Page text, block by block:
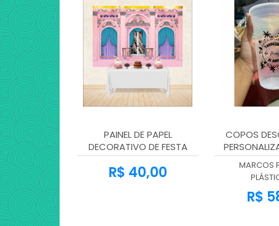
PAINEL DE PAPEL
DECORATIVO DE FESTA
R$ 40,00
COPOS
MARCOS
R$